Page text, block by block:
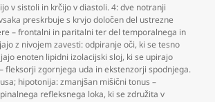
v sistoli in krčijo v diastoli. 4: dve notranji
preskrbuje s krvjo določen del ustrezne
– frontalni in paritalni ter del temporalnega in
z nivojem zavesti: odpiranje oči, ki se tesno
enoten lipidni izolacijski sloj, ki se upirajo
fleksorji zgornjega uda in ekstenzorji spodnjega.
hipotonija: zmanjšan mišični tonus –
refleksnega loka, ki se združita v